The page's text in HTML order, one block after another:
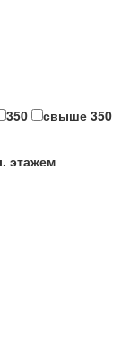
350
свыше 350
этажем